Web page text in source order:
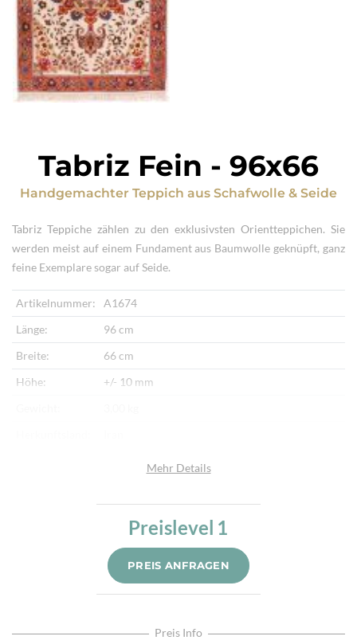
Tabriz Fein - 96x66
Handgemachter Teppich aus Schafwolle & Seide
Tabriz Teppiche zählen zu den exklusivsten Orientteppichen. Sie
werden meist auf einem Fundament aus Baumwolle geknüpft, ganz
feine Exemplare sogar auf Seide.
Artikelnummer:
A1674
Länge:
96 cm
Breite:
66 cm
Höhe:
+/- 10 mm
190.000/m²
Sehr fein per Hand geknüpft
Natürliche Schafwolle, Von Hand geknüpft,
Mehr Details
Preislevel 1
PREIS ANFRAGEN
Preis Info